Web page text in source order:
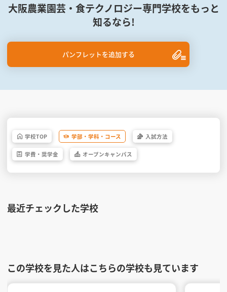
大阪農業園芸・食テクノロジー専門学校をもっと
知るなら!
パンフレットを追加する
学校TOP 学部・ 学科・ コース 入試方法
学費・ 奨学金 オープンキャンパス
最近チェックした学校
この学校を見た人はこちらの学校も見ています